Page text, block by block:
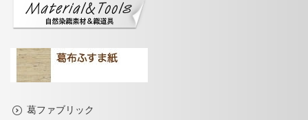
葛ファブリック